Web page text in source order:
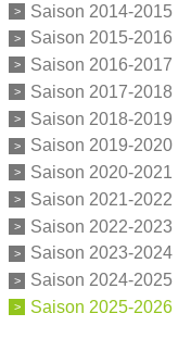
Saison 2014-2015
Saison 2015-2016
Saison 2016-2017
Saison 2017-2018
Saison 2018-2019
Saison 2019-2020
Saison 2020-2021
Saison 2021-2022
Saison 2022-2023
Saison 2023-2024
Saison 2024-2025
Saison 2025-2026